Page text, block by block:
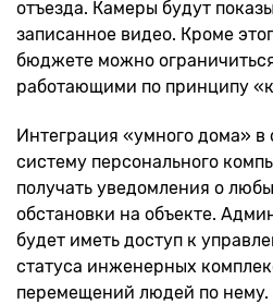
отъезда. Камеры будут
записанное видео. Кроме
бюджете можно
работающими по принципу
Интеграция «умного дома»
систему персонального
получать уведомления о
обстановки на объекте.
будет иметь доступ к
статуса инженерных
перемещений людей по нему.